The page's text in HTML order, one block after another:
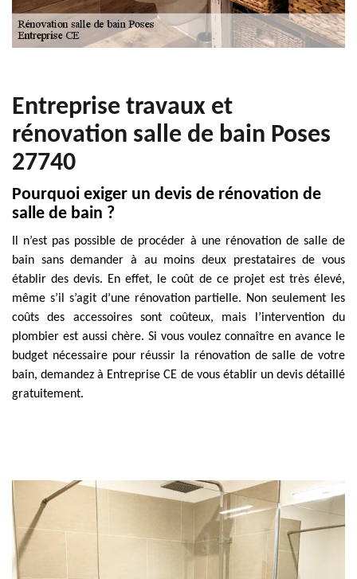
Entreprise travaux et
rénovation salle de bain Poses
27740
Pourquoi exiger un devis de rénovation de
salle de bain ?
Il n’est pas possible de procéder à une rénovation de salle de
bain sans demander à au moins deux prestataires de vous
établir des devis. En effet, le coût de ce projet est très élevé,
même s’il s’agit d’une rénovation partielle. Non seulement les
coûts des accessoires sont coûteux, mais l’intervention du
plombier est aussi chère. Si vous voulez connaître en avance le
budget nécessaire pour réussir la rénovation de salle de votre
bain, demandez à Entreprise CE de vous établir un devis détaillé
gratuitement.